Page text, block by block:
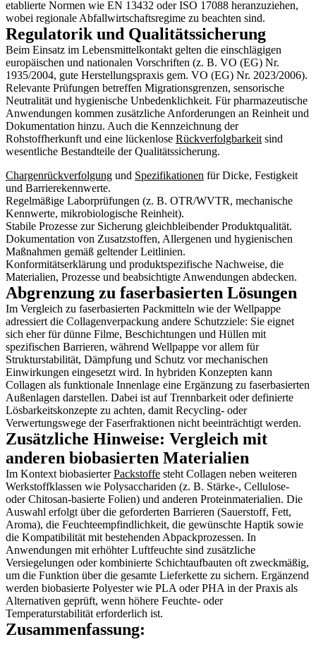
etablierte Normen wie EN 13432 oder ISO 17088 heranzuziehen,
wobei regionale Abfallwirtschaftsregime zu beachten sind.
Regulatorik und Qualitätssicherung
Beim Einsatz im Lebensmittelkontakt gelten die einschlägigen
europäischen und nationalen Vorschriften (z. B. VO (EG) Nr.
1935/2004, gute Herstellungspraxis gem. VO (EG) Nr. 2023/2006).
Relevante Prüfungen betreffen Migrationsgrenzen, sensorische
Neutralität und hygienische Unbedenklichkeit. Für pharmazeutische
Anwendungen kommen zusätzliche Anforderungen an Reinheit und
Dokumentation hinzu. Auch die Kennzeichnung der
Rohstoffherkunft und eine lückenlose Rückverfolgbarkeit sind
wesentliche Bestandteile der Qualitätssicherung.
Chargenrückverfolgung und Spezifikationen für Dicke, Festigkeit
und Barrierekennwerte.
Regelmäßige Laborprüfungen (z. B. OTR/WVTR, mechanische
Kennwerte, mikrobiologische Reinheit).
Stabile Prozesse zur Sicherung gleichbleibender Produktqualität.
Dokumentation von Zusatzstoffen, Allergenen und hygienischen
Maßnahmen gemäß geltender Leitlinien.
Konformitätserklärung und produktspezifische Nachweise, die
Materialien, Prozesse und beabsichtigte Anwendungen abdecken.
Abgrenzung zu faserbasierten Lösungen
Im Vergleich zu faserbasierten Packmitteln wie der Wellpappe
adressiert die Collagenverpackung andere Schutzziele: Sie eignet
sich eher für dünne Filme, Beschichtungen und Hüllen mit
spezifischen Barrieren, während Wellpappe vor allem für
Strukturstabilität, Dämpfung und Schutz vor mechanischen
Einwirkungen eingesetzt wird. In hybriden Konzepten kann
Collagen als funktionale Innenlage eine Ergänzung zu faserbasierten
Außenlagen darstellen. Dabei ist auf Trennbarkeit oder definierte
Lösbarkeitskonzepte zu achten, damit Recycling- oder
Verwertungswege der Faserfraktionen nicht beeinträchtigt werden.
Zusätzliche Hinweise: Vergleich mit
anderen biobasierten Materialien
Im Kontext biobasierterPackstoffe steht Collagen neben weiteren
Werkstoffklassen wie Polysacchariden (z. B. Stärke-, Cellulose-
oder Chitosan-basierte Folien) und anderen Proteinmaterialien. Die
Auswahl erfolgt über die geforderten Barrieren (Sauerstoff, Fett,
Aroma), die Feuchteempfindlichkeit, die gewünschte Haptik sowie
die Kompatibilität mit bestehenden Abpackprozessen. In
Anwendungen mit erhöhter Luftfeuchte sind zusätzliche
Versiegelungen oder kombinierte Schichtaufbauten oft zweckmäßig,
um die Funktion über die gesamte Lieferkette zu sichern. Ergänzend
werden biobasierte Polyester wie PLA oder PHA in der Praxis als
Alternativen geprüft, wenn höhere Feuchte- oder
Temperaturstabilität erforderlich ist.
Zusammenfassung: